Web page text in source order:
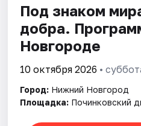
Под знаком
добра.
Новгороде
10 октября 2026 •
Город: Нижний Новгород
Площадка: Починковский